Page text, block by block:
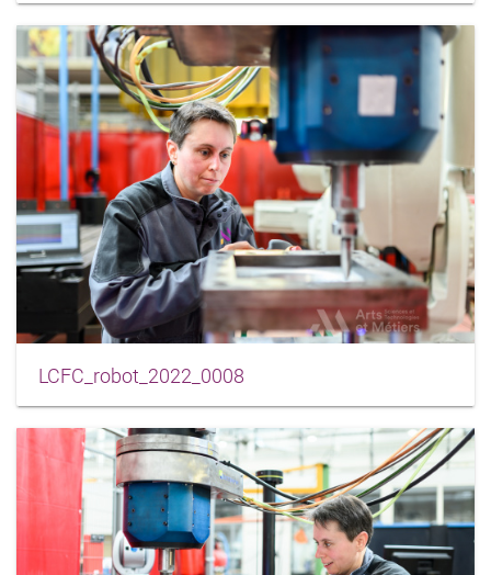
LCFC_robot_2022_0008